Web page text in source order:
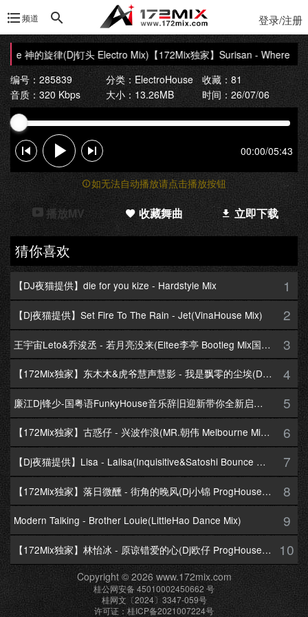
频道 登录/注册
神的旋律(Dj钉头 Electro Mix)【172Mix独家】Surisan - Where
编号：285839
分类：ElectroHouse
收藏：81
音质：320 Kbps
大小：13.26MB 时间：26/07/06
00:00/05:43
如无法自动播放请点击播放按钮
播放MV 收藏舞曲 立即下载
猜你喜欢
【DJ夜猫提供】die for you kize - Hardstyle Mix 1
【Dj夜猫提供】Set Fire To The Rain - Jet(VinaHouse Mix) 2
王宇宙Leto&乔浚丞 - 若月亮没来(Eltee李亭 Bootleg Mix国语合唱) 3
【172Mix独家】东木木&虎爷慧声慧影 - 我是飘零的尘埃(Dj十三 Melbourne Mix国语男) 4
廉江Dj锋少-国粤语FunkyHouse音乐辞旧迎新带你全新启航跨年专辑172Mix串烧 5
【172Mix独家】古惑仔 - 兴波作浪(MR.朝伟 Melbourne Mix粤语男) 6
【Dj夜猫提供】Lisa - Lalisa(Inquisitive&Satoshi Bounce Mix) 7
【172Mix独家】落日微醺 - 街角的晚风(Dj小锦 ProgHouse Mix粤语女) 8
Modern Talking - Brother Louie(LittleHao Dance Mix) 9
【172Mix独家】林怡冰 - 原谅错爱的心(Dj欧仔 ProgHouse Mix粤语女) 10
Copyright © 2026 www.172mix.com
桂公网安备 45010002450662 号
桂网文〔2024〕3347-059号
许可证：桂ICP备2021007224号